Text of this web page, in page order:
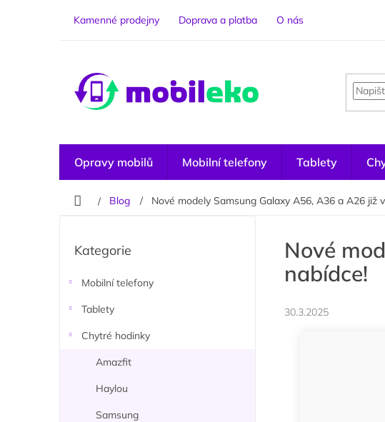
Kamenné prodejny Doprava a platba O nás
Opravy mobilů Mobilní telefony Tablety
DomůBlog Nové modely Samsung Galaxy A56, A36 a A26 již
kategorie
Kategorie
Mobilní telefony
Tablety
Chytré hodinky
Amazfit
Haylou
Samsung
Nové
nabídce!
30.3.2025